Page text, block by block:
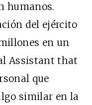
humanos.
del ejército
en un
Assistant that
que
similar en la